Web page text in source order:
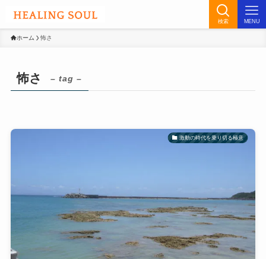
検索 MENU
ホーム 怖さ
怖さ – tag –
激動の時代を乗り切る極意